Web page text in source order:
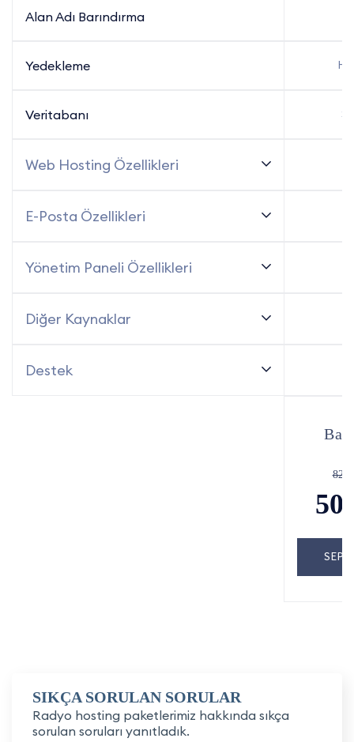
Alan Adı Barındırma
Yedekleme
Veritabanı
Web Hosting Özellikleri
E-Posta Özellikleri
Yönetim Paneli Özellikleri
Diğer Kaynaklar
Destek
SIKÇA SORULAN SORULAR
Radyo hosting paketlerimiz hakkında sıkça
sorulan soruları yanıtladık.